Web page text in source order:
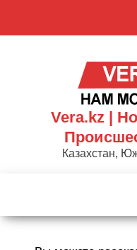
Vera.kz |
Казахстан,